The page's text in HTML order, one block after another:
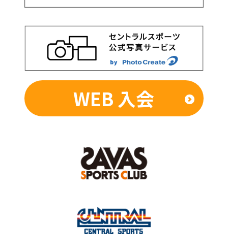
WEB 入会